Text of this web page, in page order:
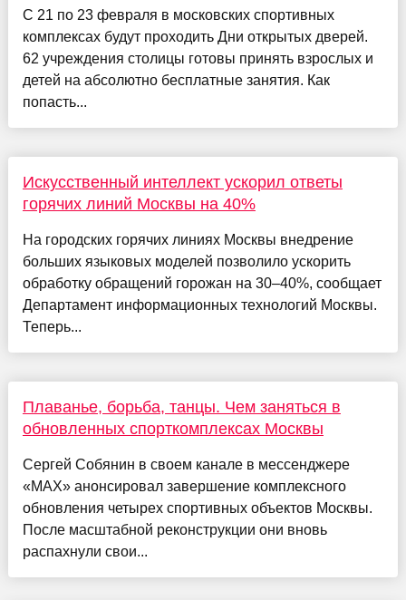
C 21 по 23 февраля в московских спортивных
комплексах будут проходить Дни открытых дверей.
62 учреждения столицы готовы принять взрослых и
детей на абсолютно бесплатные занятия. Как
попасть...
Искусственный интеллект ускорил ответы
горячих линий Москвы на 40%
На городских горячих линиях Москвы внедрение
больших языковых моделей позволило ускорить
обработку обращений горожан на 30–40%, сообщает
Департамент информационных технологий Москвы.
Теперь...
Плаванье, борьба, танцы. Чем заняться в
обновленных спорткомплексах Москвы
Сергей Собянин в своем канале в мессенджере
«МАХ» анонсировал завершение комплексного
обновления четырех спортивных объектов Москвы.
После масштабной реконструкции они вновь
распахнули свои...